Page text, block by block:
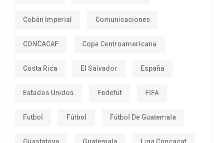
Cobán Imperial Comunicaciones
CONCACAF Copa Centroamericana
Costa Rica El Salvador España
Estados Unidos Fedefut FIFA
Futbol Fútbol Fútbol De Guatemala